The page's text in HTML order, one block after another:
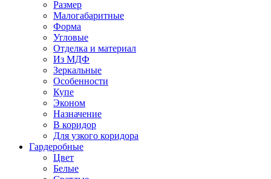
Размер
Малогабаритные
Форма
Угловые
Отделка и материал
Из МДФ
Зеркальные
Особенности
Купе
Эконом
Назначение
В коридор
Для узкого коридора
Гардеробные
Цвет
Белые